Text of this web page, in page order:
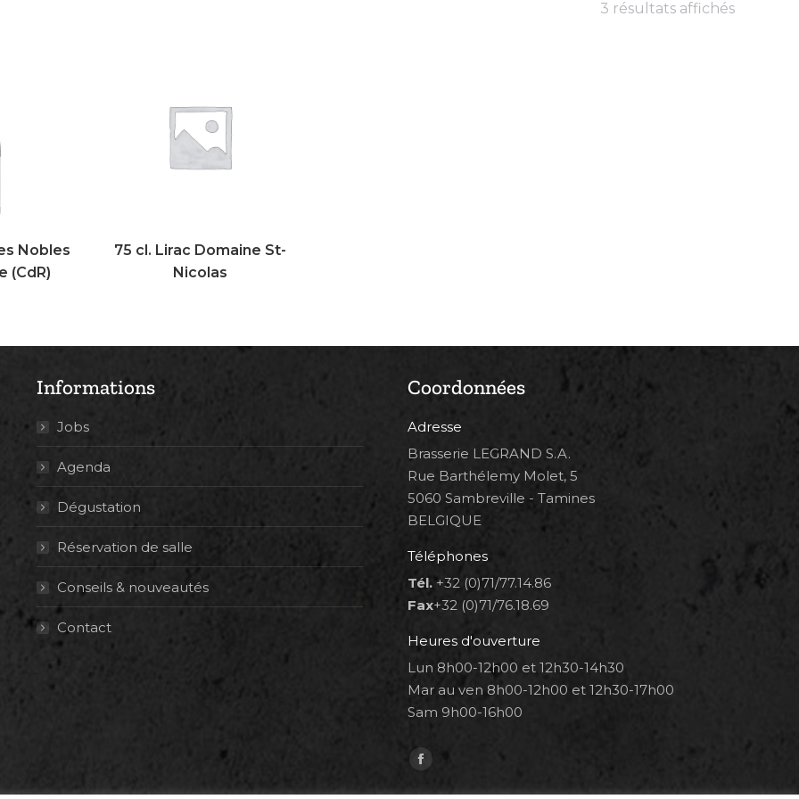
3 résultats affichés
Nobles
(CdR)
75 cl. Lirac Domaine St-
Nicolas
Informations
Jobs
Agenda
Dégustation
Réservation de salle
Conseils & nouveautés
Contact
Coordonnées
Adresse
Brasserie LEGRAND S.A.
Rue Barthélemy Molet, 5
5060 Sambreville - Tamines
BELGIQUE
Téléphones
Tél. +32 (0)71/77.14.86
Fax+32 (0)71/76.18.69
Heures d'ouverture
Lun 8h00-12h00 et 12h30-14h30
Mar au ven 8h00-12h00 et 12h30-17h00
Sam 9h00-16h00
Trouvez nous sur :
Facebook
page